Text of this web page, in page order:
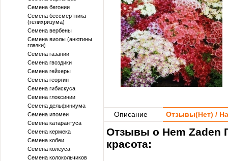
Семена бегонии
Семена бессмертника
(гелихризума)
Семена вербены
Семена виолы (анютины
глазки)
Семена газании
Семена гвоздики
Семена гейхеры
Семена георгин
Семена гибискуса
Семена глоксинии
Семена дельфиниума
Семена ипомеи
Семена катарантуса
Семена кермека
Семена кобеи
Семена колеуса
Семена колокольчиков
Описание Отзывы(Нет) /
Отзывы о Hem Zaden
красота: